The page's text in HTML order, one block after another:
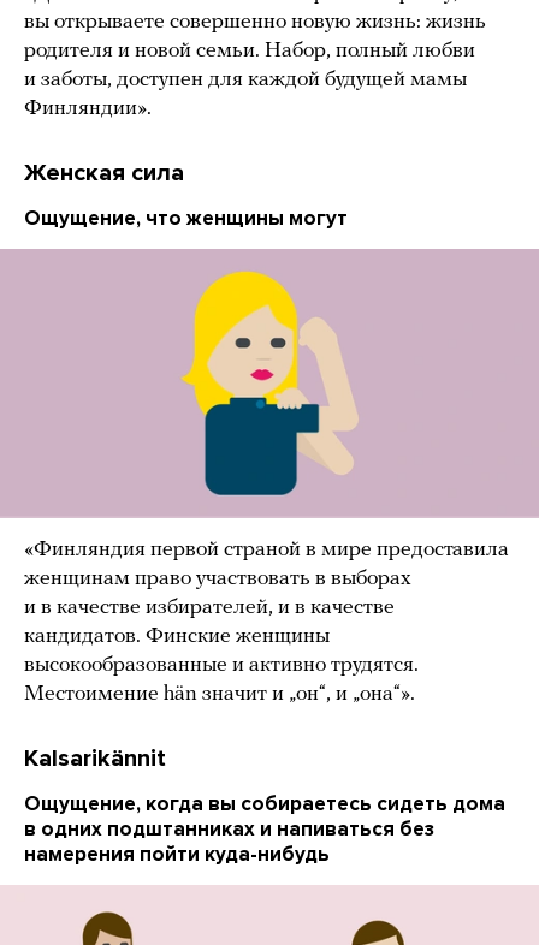
вы открываете совершенно новую жизнь: жизнь
родителя и новой семьи. Набор, полный любви
и заботы, доступен для каждой будущей мамы
Финляндии».
Женская сила
Ощущение, что женщины могут
«Финляндия первой страной в мире предоставила
женщинам право участвовать в выборах
и в качестве избирателей, и в качестве
кандидатов. Финские женщины
высокообразованные и активно трудятся.
Местоимение hän значит и „он“, и „она“».
Kalsarikännit
Ощущение, когда вы собираетесь сидеть дома
в одних подштанниках и напиваться без
намерения пойти куда-нибудь